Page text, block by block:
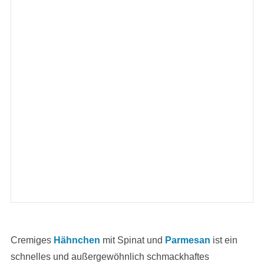
Cremiges Hähnchen mit Spinat und Parmesan ist ein
schnelles und außergewöhnlich schmackhaftes